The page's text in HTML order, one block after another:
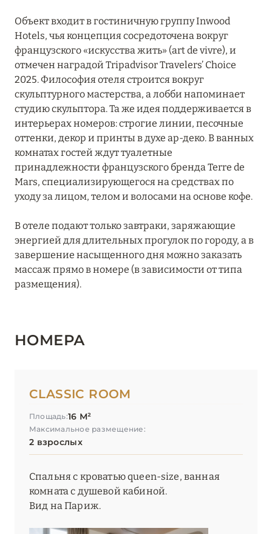
Hôtel Balzac Paris
Hôtel de Berri Champs-Élysées
Hôtel de Crillon, A Rosewood Hotel
Hôtel La Bourdonnais
Hôtel Le Derby Alma
Hôtel Le Marquis
Hôtel Le Monna Lisa
Hôtel Le Tourville
Hôtel Le Walt
Hôtel Napoléon Paris
Le Bristol Paris
Le Cinq Codet
Le Dokhan’s, Paris Arc de Triomphe, a Tribute Portfolio
Hotel
Объект входит в гостиничную группу Inwood
Hotels, чья концепция сосредоточена вокруг
французского «искусства жить» (art de vivre), и
отмечен наградой Tripadvisor Travelers’ Choice
2025. Философия отеля строится вокруг
скульптурного мастерства, а лобби напоминает
студию скульптора. Та же идея поддерживается в
интерьерах номеров: строгие линии, песочные
оттенки, декор и принты в духе ар-деко. В ванных
комнатах гостей ждут туалетные
принадлежности французского бренда Terre de
Mars, специализирующегося на средствах по
уходу за лицом, телом и волосами на основе кофе.
В отеле подают только завтраки, заряжающие
энергией для длительных прогулок по городу, а в
завершение насыщенного дня можно заказать
массаж прямо в номере (в зависимости от типа
размещения).
НОМЕРА
CLASSIC ROOM
Площадь:16 М²
Максимальное размещение:
2 взрослых
Спальня с кроватью queen-size, ванная
комната с душевой кабиной.
Вид на Париж.